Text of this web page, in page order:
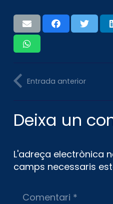
Entrada anterior
Deixa un
L'adreça electrònica
camps necessaris